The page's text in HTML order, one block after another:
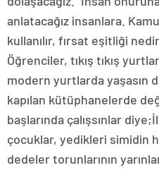
anlatacağız insanlara.
kullanılır, fırsat eşitliği
Öğrenciler, tıkış tıkış
modern yurtlarda yaşasın
kapılan kütüphanelerde
başlarında çalışsınlar
çocuklar, yedikleri simidin
dedeler torunlarının